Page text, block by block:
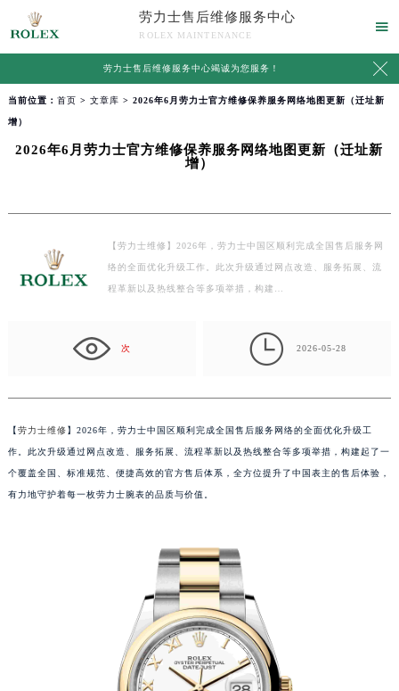
劳力士售后维修服务中心
ROLEX MAINTENANCE

劳力士售后维修服务中心竭诚为您服务！ 
当前位置： 首页 > 文章库 > 2026年6月劳力士官方维修保养服务网络地图更新（迁址新
增）
2026年6月劳力士官方维修保养服务网络地图更新（迁址新
增）
【劳力士维修】2026年，劳力士中国区顺利完成全国售后服务网
络的全面优化升级工作。此次升级通过网点改造、服务拓展、流
程革新以及热线整合等多项举措，构建…
次  2026-05-28
【劳力士维修】2026年，劳力士中国区顺利完成全国售后服务网络的全面优化升级工
作。此次升级通过网点改造、服务拓展、流程革新以及热线整合等多项举措，构建起了一
个覆盖全国、标准规范、便捷高效的官方售后体系，全方位提升了中国表主的售后体验，
有力地守护着每一枚劳力士腕表的品质与价值。